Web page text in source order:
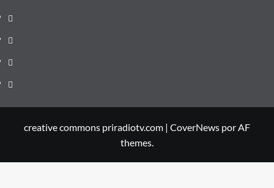
Equipo
Editorial
y
Política
de
Correcciones
Tarifas
y
Únete
Priradiotv
creative commons priradiotv.com | CoverNews por AF
themes.